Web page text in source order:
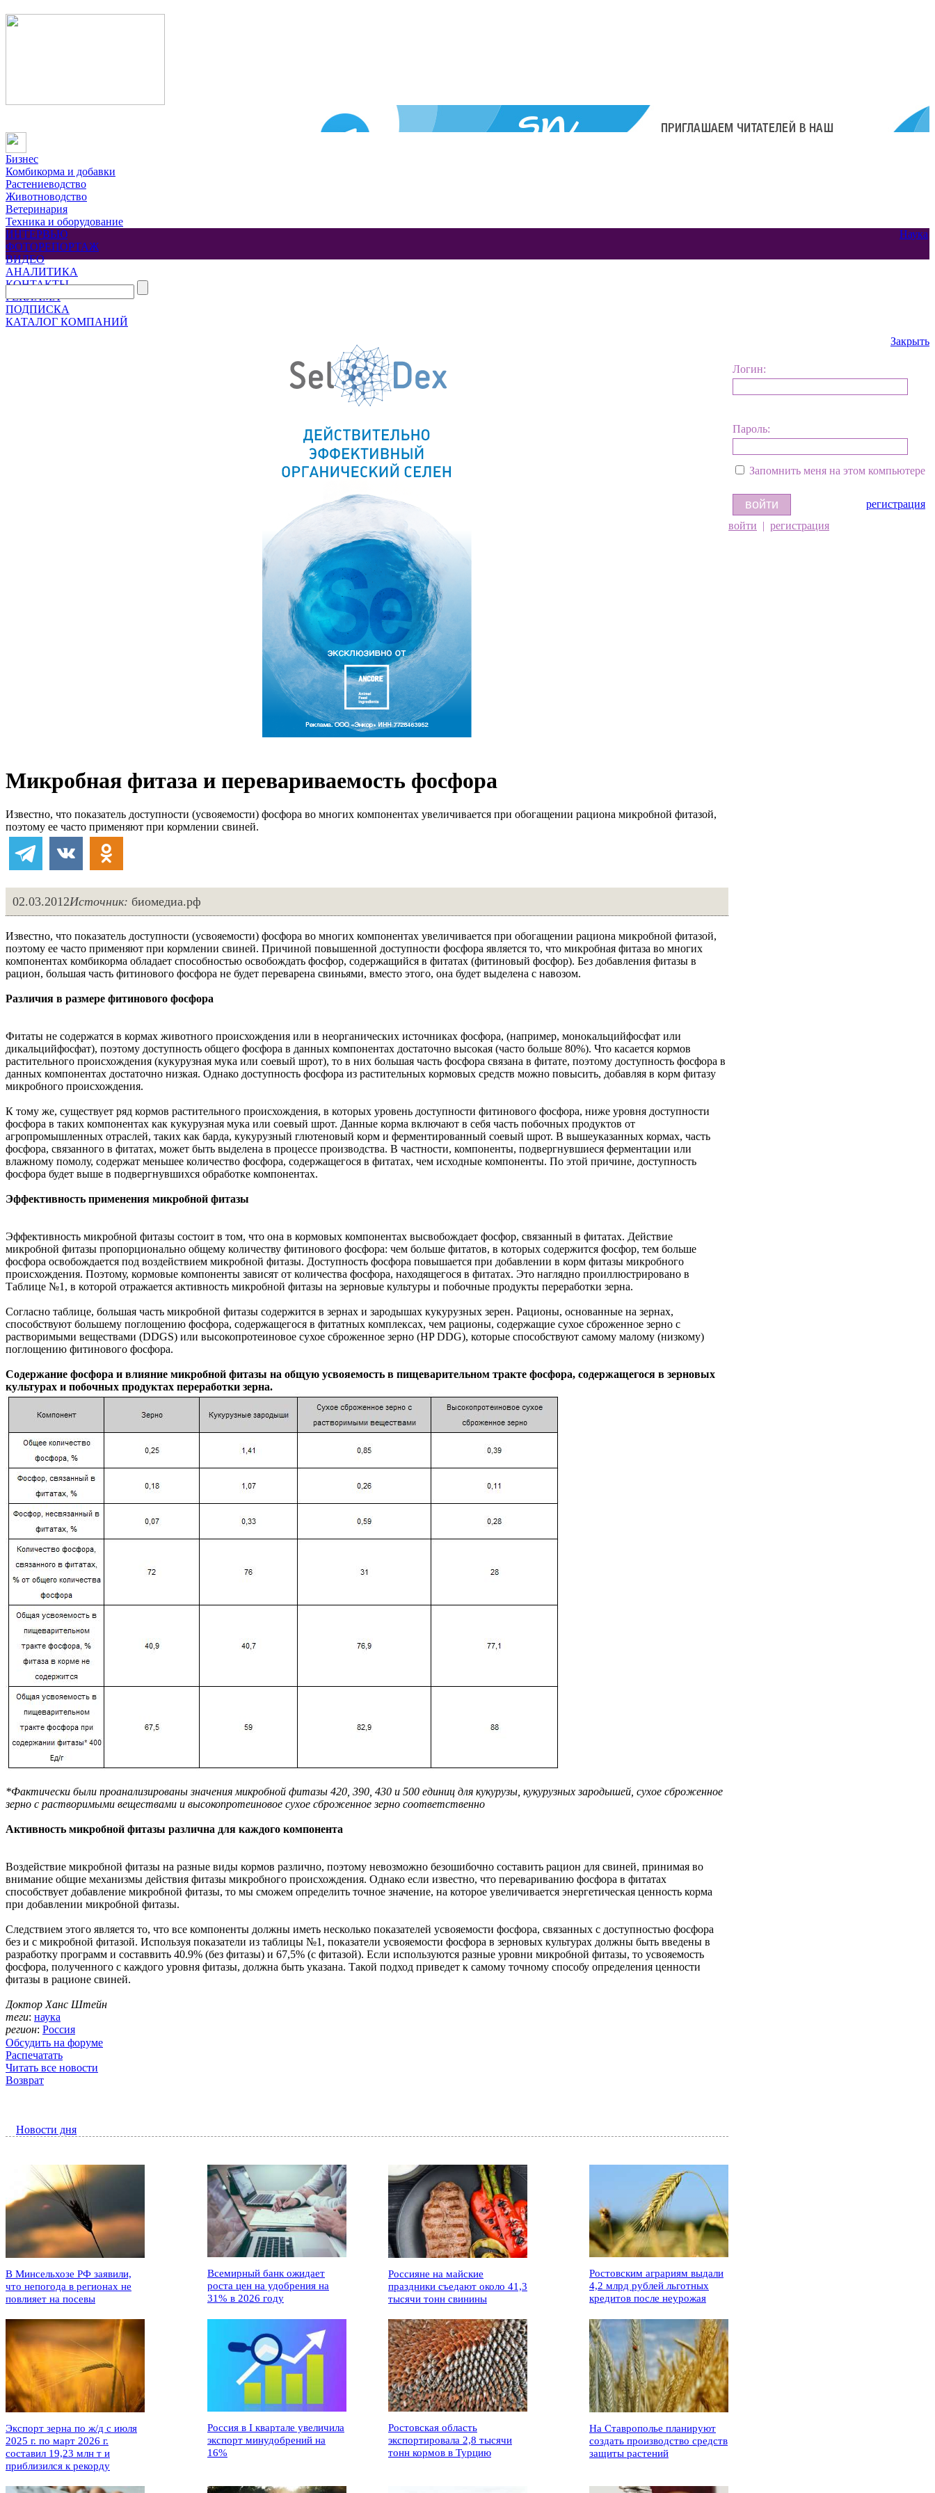
Бизнес
Комбикорма и добавки
Растениеводство
Животноводство
Ветеринария
Техника и оборудование
Наука
ИНТЕРВЬЮ
ФОТОРЕПОРТАЖ
ВИДЕО
АНАЛИТИКА
КОНТАКТЫ
РЕКЛАМА
ПОДПИСКА
КАТАЛОГ КОМПАНИЙ
Закрыть
Логин:
Пароль:
Запомнить меня на этом компьютере
регистрация
войти | регистрация
Микробная фитаза и перевариваемость фосфора
Известно, что показатель доступности (усвояемости) фосфора во многих компонентах увеличивается при обогащении рациона микробной фитазой,
поэтому ее часто применяют при кормлении свиней.
02.03.2012Источник: биомедиа.рф
Известно, что показатель доступности (усвояемости) фосфора во многих компонентах увеличивается при обогащении рациона микробной фитазой,
поэтому ее часто применяют при кормлении свиней. Причиной повышенной доступности фосфора является то, что микробная фитаза во многих
компонентах комбикорма обладает способностью освобождать фосфор, содержащийся в фитатах (фитиновый фосфор). Без добавления фитазы в
рацион, большая часть фитинового фосфора не будет переварена свиньями, вместо этого, она будет выделена с навозом.
Различия в размере фитинового фосфора
Фитаты не содержатся в кормах животного происхождения или в неорганических источниках фосфора, (например, монокальцийфосфат или
дикальцийфосфат), поэтому доступность общего фосфора в данных компонентах достаточно высокая (часто больше 80%). Что касается кормов
растительного происхождения (кукурузная мука или соевый шрот), то в них большая часть фосфора связана в фитате, поэтому доступность фосфора в
данных компонентах достаточно низкая. Однако доступность фосфора из растительных кормовых средств можно повысить, добавляя в корм фитазу
микробного происхождения.
К тому же, существует ряд кормов растительного происхождения, в которых уровень доступности фитинового фосфора, ниже уровня доступности
фосфора в таких компонентах как кукурузная мука или соевый шрот. Данные корма включают в себя часть побочных продуктов от
агропромышленных отраслей, таких как барда, кукурузный глютеновый корм и ферментированный соевый шрот. В вышеуказанных кормах, часть
фосфора, связанного в фитатах, может быть выделена в процессе производства. В частности, компоненты, подвергнувшиеся ферментации или
влажному помолу, содержат меньшее количество фосфора, содержащегося в фитатах, чем исходные компоненты. По этой причине, доступность
фосфора будет выше в подвергнувшихся обработке компонентах.
Эффективность применения микробной фитазы
Эффективность микробной фитазы состоит в том, что она в кормовых компонентах высвобождает фосфор, связанный в фитатах. Действие
микробной фитазы пропорционально общему количеству фитинового фосфора: чем больше фитатов, в которых содержится фосфор, тем больше
фосфора освобождается под воздействием микробной фитазы. Доступность фосфора повышается при добавлении в корм фитазы микробного
происхождения. Поэтому, кормовые компоненты зависят от количества фосфора, находящегося в фитатах. Это наглядно проиллюстрировано в
Таблице №1, в которой отражается активность микробной фитазы на зерновые культуры и побочные продукты переработки зерна.
Согласно таблице, большая часть микробной фитазы содержится в зернах и зародышах кукурузных зерен. Рационы, основанные на зернах,
способствуют большему поглощению фосфора, содержащегося в фитатных комплексах, чем рационы, содержащие сухое сброженное зерно с
растворимыми веществами (DDGS) или высокопротеиновое сухое сброженное зерно (HP DDG), которые способствуют самому малому (низкому)
поглощению фитинового фосфора.
Содержание фосфора и влияние микробной фитазы на общую усвояемость в пищеварительном тракте фосфора, содержащегося в зерновых
культурах и побочных продуктах переработки зерна.
*Фактически были проанализированы значения микробной фитазы 420, 390, 430 и 500 единиц для кукурузы, кукурузных зародышей, сухое сброженное
зерно с растворимыми веществами и высокопротеиновое сухое сброженное зерно соответственно
Активность микробной фитазы различна для каждого компонента
Воздействие микробной фитазы на разные виды кормов различно, поэтому невозможно безошибочно составить рацион для свиней, принимая во
внимание общие механизмы действия фитазы микробного происхождения. Однако если известно, что перевариванию фосфора в фитатах
способствует добавление микробной фитазы, то мы сможем определить точное значение, на которое увеличивается энергетическая ценность корма
при добавлении микробной фитазы.
Следствием этого является то, что все компоненты должны иметь несколько показателей усвояемости фосфора, связанных с доступностью фосфора
без и с микробной фитазой. Используя показатели из таблицы №1, показатели усвояемости фосфора в зерновых культурах должны быть введены в
разработку программ и составвить 40.9% (без фитазы) и 67,5% (с фитазой). Если используются разные уровни микробной фитазы, то усвояемость
фосфора, полученного с каждого уровня фитазы, должна быть указана. Такой подход приведет к самому точному способу определения ценности
фитазы в рационе свиней.
Доктор Ханс Штейн
теги: наука
регион: Россия
Обсудить на форуме
Распечатать
Читать все новости
Возврат
Новости дня
В Минсельхозе РФ заявили,
что непогода в регионах не
повлияет на посевы
Всемирный банк ожидает
роста цен на удобрения на
31% в 2026 году
Россияне на майские
праздники съедают около 41,3
тысячи тонн свинины
Ростовским аграриям выдали
4,2 млрд рублей льготных
кредитов после неурожая
Экспорт зерна по ж/д с июля
2025 г. по март 2026 г.
составил 19,23 млн т и
приблизился к рекорду
Россия в I квартале увеличила
экспорт минудобрений на
16%
Ростовская область
экспортировала 2,8 тысячи
тонн кормов в Турцию
На Ставрополье планируют
создать производство средств
защиты растений